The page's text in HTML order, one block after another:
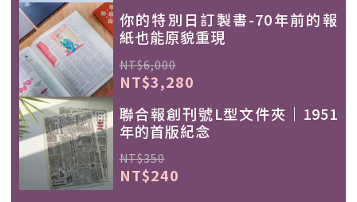
你的特別日訂製書-70年前的報
紙也能原貌重現
NT$6,000
NT$3,280
聯合報創刊號L型文件夾｜1951
年的首版紀念
NT$350
NT$240